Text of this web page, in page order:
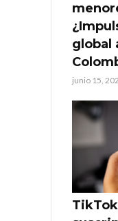
global
junio 15,